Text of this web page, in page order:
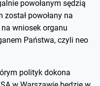
powołanym sędzią
powołany na
wniosek organu
Państwa, czyli neo
polityk dokona